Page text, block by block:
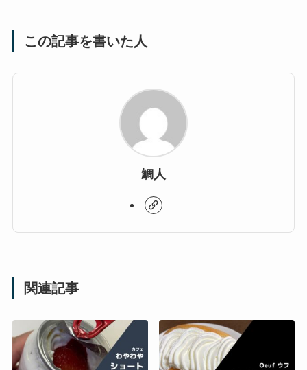
この記事を書いた人
鯛人
関連記事